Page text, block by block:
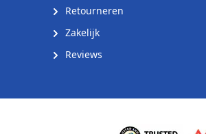
Retourneren
Zakelijk
Reviews